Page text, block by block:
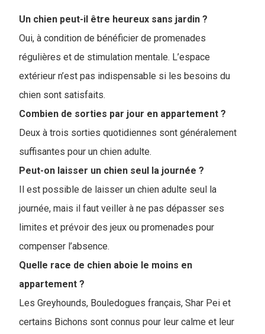
Un chien peut-il être heureux sans jardin ?
Oui, à condition de bénéficier de promenades
régulières et de stimulation mentale. L’espace
extérieur n’est pas indispensable si les besoins du
chien sont satisfaits.
Combien de sorties par jour en appartement ?
Deux à trois sorties quotidiennes sont généralement
suffisantes pour un chien adulte.
Peut-on laisser un chien seul la journée ?
Il est possible de laisser un chien adulte seul la
journée, mais il faut veiller à ne pas dépasser ses
limites et prévoir des jeux ou promenades pour
compenser l’absence.
Quelle race de chien aboie le moins en
appartement ?
Les Greyhounds, Bouledogues français, Shar Pei et
certains Bichons sont connus pour leur calme et leur